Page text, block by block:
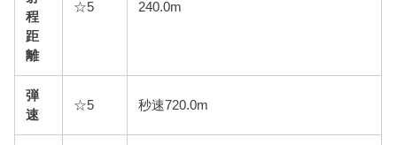
程
距
離
☆5 240.0m
弾
速
☆5 秒速720.0m